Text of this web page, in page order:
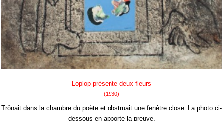
Loplop présente deux fleurs
(1930)
Trônait dans la chambre du poète et obstruait une fenêtre close
La photo ci-
dessous en apporte la preuve.